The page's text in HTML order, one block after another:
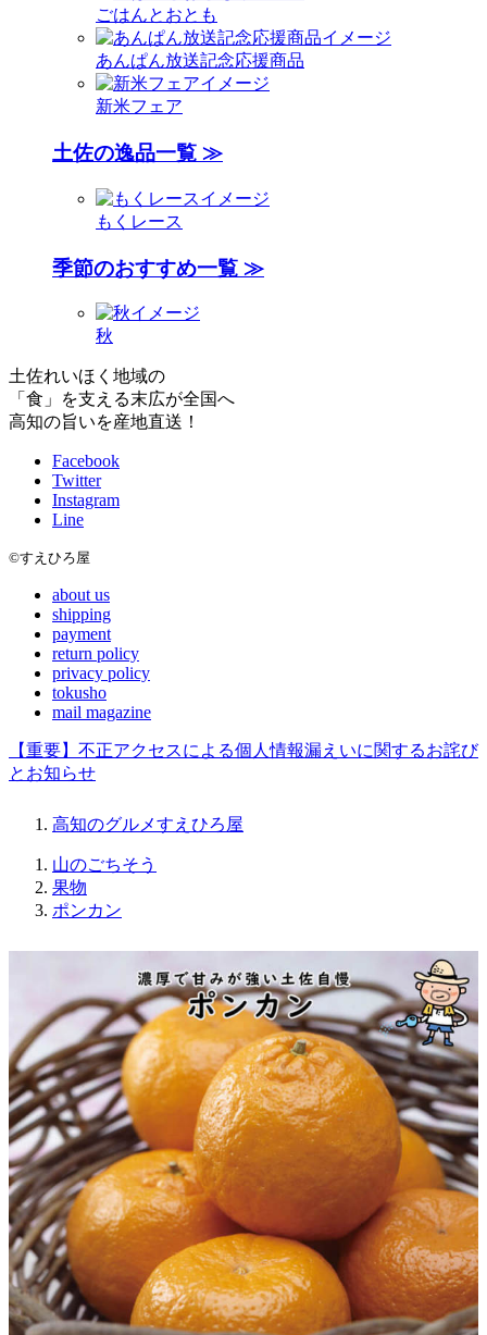
ごはんとおとも
あんぱん放送記念応援商品
新米フェア
土佐の逸品一覧 ≫
もくレース
季節のおすすめ一覧 ≫
秋
土佐れいほく地域の
「食」を支える末広が全国へ
高知の旨いを産地直送！
Facebook
Twitter
Instagram
Line
©すえひろ屋
about us
shipping
payment
return policy
privacy policy
tokusho
mail magazine
【重要】不正アクセスによる個人情報漏えいに関するお詫び
とお知らせ
高知のグルメすえひろ屋
山のごちそう
果物
ポンカン